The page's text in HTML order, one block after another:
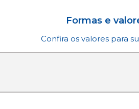
Formas e
Confira os valores para